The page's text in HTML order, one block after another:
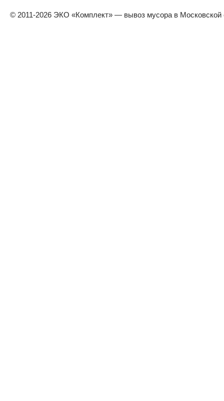
© 2011-2026 ЭКО «Комплект» — вывоз мусора в Московской